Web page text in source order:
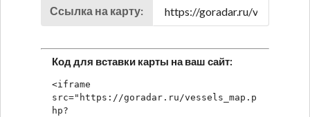
Ссылка на карту:
Код для вставки карты на ваш сайт:
<iframe
src="https://goradar.ru/vessels_map.p
hp?